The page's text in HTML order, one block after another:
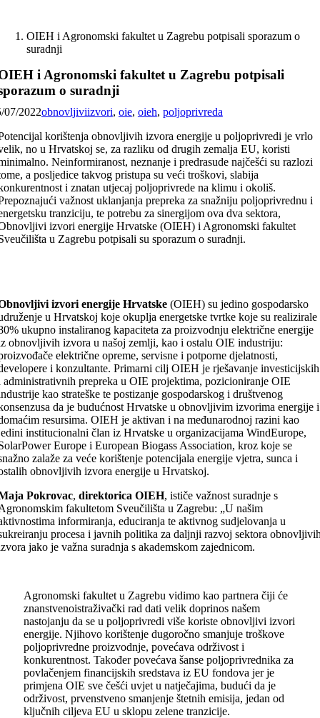
contentOIEH i Agronomski fakultet u Zagrebu potpisali sporazum o
suradnji
i Agronomski fakultet u Zagrebu potpisali
o suradnji
07/2022obnovljiviizvori, oie, oieh, poljoprivreda
korištenja obnovljivih izvora energije u poljoprivredi je vrlo
no u Hrvatskoj se, za razliku od drugih zemalja EU, koristi
Neinformiranost, neznanje i predrasude najčešći su razlozi
a posljedice takvog pristupa su veći troškovi, slabija
i znatan utjecaj poljoprivrede na klimu i okoliš.
važnost uklanjanja prepreka za snažniju poljoprivrednu i
tranziciju, te potrebu za sinergijom ova dva sektora,
izvori energije Hrvatske (OIEH) i Agronomski fakultet
u Zagrebu potpisali su sporazum o suradnji.
izvori energije Hrvatske (OIEH) su jedino gospodarsko
u Hrvatskoj koje okuplja energetske tvrtke koje su realizirale
ukupno instaliranog kapaciteta za proizvodnju električne energije
obnovljivih izvora u našoj zemlji, kao i ostalu OIE industriju:
električne opreme, servisne i potporne djelatnosti,
i konzultante. Primarni cilj OIEH je rješavanje investicijskih
administrativnih prepreka u OIE projektima, pozicioniranje OIE
kao strateške te postizanje gospodarskog i društvenog
da je budućnost Hrvatske u obnovljivim izvorima energije i
resursima. OIEH je aktivan i na međunarodnoj razini kao
institucionalni član iz Hrvatske u organizacijama WindEurope,
Europe i European Biogass Association, kroz koje se
zalaže za veće korištenje potencijala energije vjetra, sunca i
obnovljivih izvora energije u Hrvatskoj.
Pokrovac,direktorica OIEH, ističe važnost suradnje s
fakultetom Sveučilišta u Zagrebu: „U našim
informiranja, educiranja te aktivnog sudjelovanja u
procesa i javnih politika za daljnji razvoj sektora
jako je važna suradnja s akademskom zajednicom.
Agronomski fakultet u Zagrebu vidimo kao partnera čiji će
znanstvenoistraživački rad dati velik doprinos našem
nastojanju da se u poljoprivredi više koriste obnovljivi izvori
energije. Njihovo korištenje dugoročno smanjuje troškove
poljoprivredne proizvodnje, povećava održivost i
konkurentnost. Također povećava šanse poljoprivrednika za
povlačenjem financijskih sredstava iz EU fondova jer je
primjena OIE sve češći uvjet u natječajima, budući da je
održivost, prvenstveno smanjenje štetnih emisija, jedan od
ključnih ciljeva EU u sklopu zelene tranzicije.